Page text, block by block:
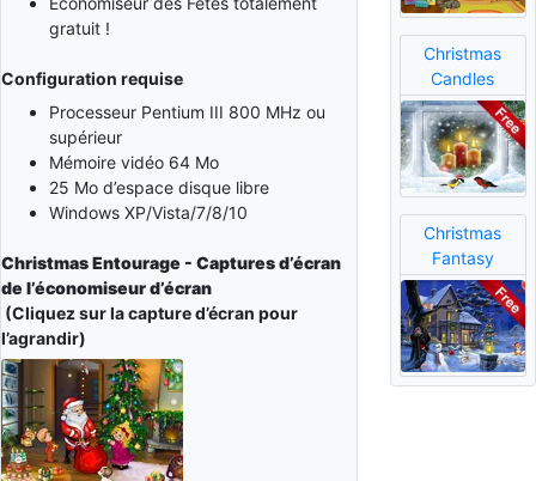
gratuit !
Configuration requise
Processeur Pentium III 800 MHz ou
supérieur
Mémoire vidéo 64 Mo
25 Mo d’espace disque libre
Windows XP/Vista/7/8/10
Christmas Entourage - Captures d’écran
de l’économiseur d’écran
(Cliquez sur la capture d’écran pour
l’agrandir)
Christmas
Candles
Christmas
Fantasy